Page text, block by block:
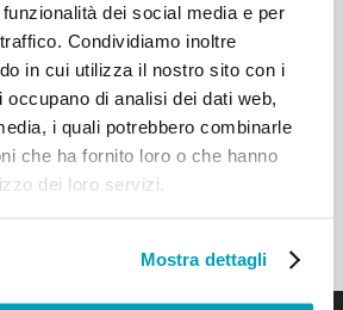
dei social media e per
Condividiamo inoltre
in cui utilizza il nostro sito con i
di analisi dei dati web,
i quali potrebbero combinarle
che ha fornito loro o che hanno
dei loro servizi.
Mostra dettagli